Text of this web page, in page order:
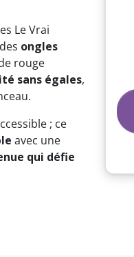
Le Vrai
ongles
rouge
sans égales,
; ce
avec une
qui défie